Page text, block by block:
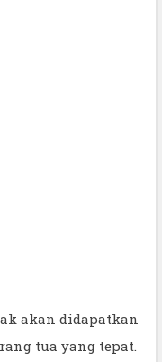
akan didapatkan
tua yang tepat.